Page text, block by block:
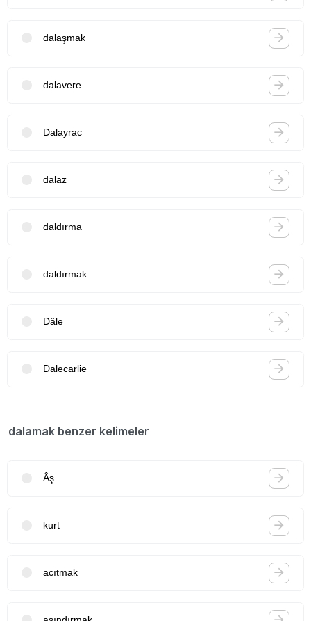
dalaşmak
dalavere
Dalayrac
dalaz
daldırma
daldırmak
Dâle
Dalecarlie
dalamak benzer kelimeler
Âş
kurt
acıtmak